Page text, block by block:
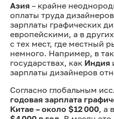
Азия – крайне
оплаты труда
зарплаты графических
европейскими, а в
с тех мест, где местный
немного. Например, в
государствах, как Индия
зарплаты дизайнеров
Согласно глобальным
годовая зарплата
Китае – около $12 000, а